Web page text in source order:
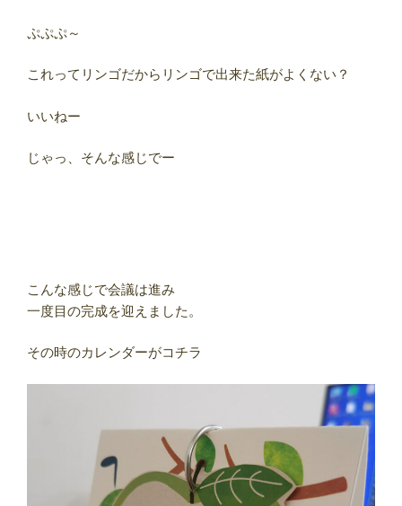
ぷぷぷ～
これってリンゴだからリンゴで出来た紙がよくない？
いいねー
じゃっ、そんな感じでー
こんな感じで会議は進み
一度目の完成を迎えました。
その時のカレンダーがコチラ